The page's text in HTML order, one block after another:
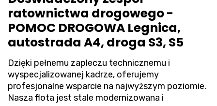
ratownictwa drogowego -
POMOC DROGOWA Legnica,
autostrada A4, droga S3, S5
Dzięki pełnemu zapleczu technicznemu i
wyspecjalizowanej kadrze, oferujemy
profesjonalne wsparcie na najwyższym poziomie.
Nasza flota jest stale modernizowana i